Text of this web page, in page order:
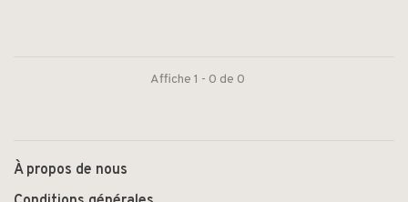
Affiche 1 - 0 de 0
À propos de nous